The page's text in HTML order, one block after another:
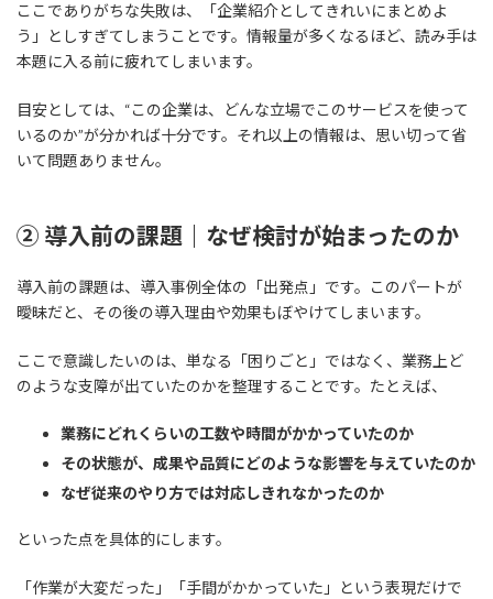
ここでありがちな失敗は、「企業紹介としてきれいにまとめよ
う」としすぎてしまうことです。情報量が多くなるほど、読み手は
本題に入る前に疲れてしまいます。
目安としては、“この企業は、どんな立場でこのサービスを使って
いるのか”が分かれば十分です。それ以上の情報は、思い切って省
いて問題ありません。
② 導入前の課題｜なぜ検討が始まったのか
導入前の課題は、導入事例全体の「出発点」です。このパートが
曖昧だと、その後の導入理由や効果もぼやけてしまいます。
ここで意識したいのは、単なる「困りごと」ではなく、業務上ど
のような支障が出ていたのかを整理することです。たとえば、
業務にどれくらいの工数や時間がかかっていたのか
その状態が、成果や品質にどのような影響を与えていたのか
なぜ従来のやり方では対応しきれなかったのか
といった点を具体的にします。
「作業が大変だった」「手間がかかっていた」という表現だけで